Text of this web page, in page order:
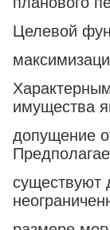
Целевой
имущества
допущение
существуют